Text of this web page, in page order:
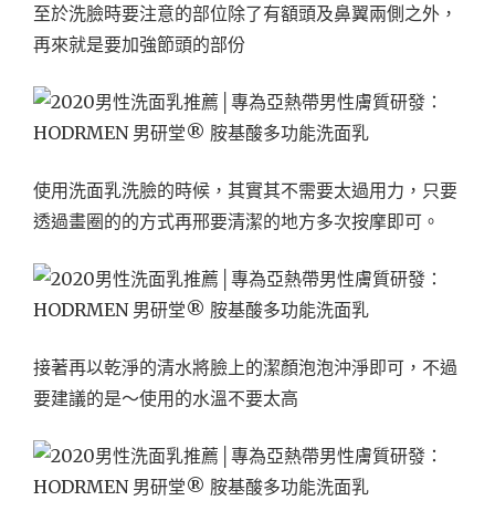
至於洗臉時要注意的部位除了有額頭及鼻翼兩側之外，
再來就是要加強節頭的部份
使用洗面乳洗臉的時候，其實其不需要太過用力，只要
透過畫圈的的方式再邢要清潔的地方多次按摩即可。
接著再以乾淨的清水將臉上的潔顏泡泡沖淨即可，不過
要建議的是～使用的水溫不要太高